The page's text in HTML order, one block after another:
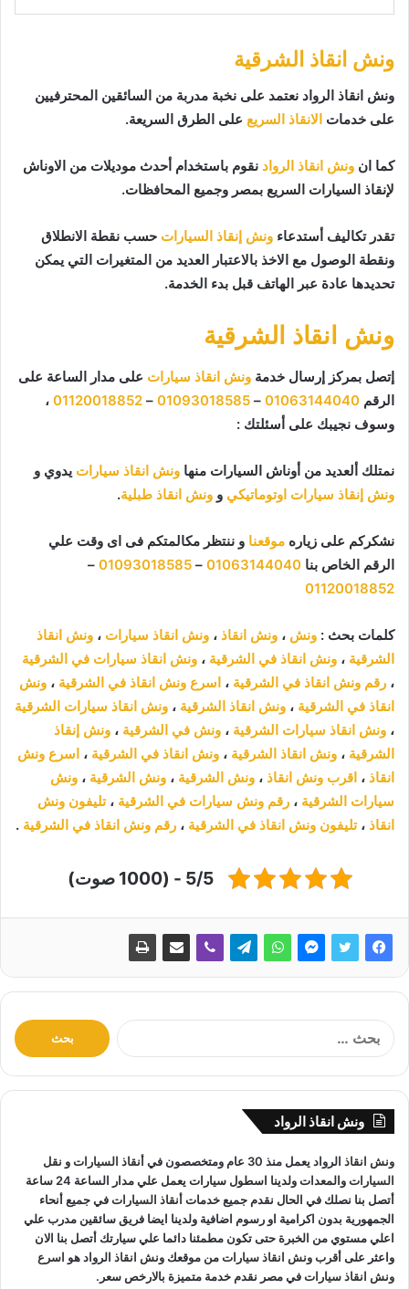
ونش انقاذ الشرقية
ونش انقاذ الرواد نعتمد على نخبة مدربة من السائقين المحترفيين
على خدمات الانقاذ السريع على الطرق السريعة.
كما ان ونش انقاذ الرواد نقوم باستخدام أحدث موديلات من الاوناش
لإنقاذ السيارات السريع بمصر وجميع المحافظات.
تقدر تكاليف أستدعاء ونش إنقاذ السيارات حسب نقطة الانطلاق
ونقطة الوصول مع الاخذ بالاعتبار العديد من المتغيرات التي يمكن
تحديدها عادة عبر الهاتف قبل بدء الخدمة.
ونش انقاذ الشرقية
إتصل بمركز إرسال خدمة ونش انقاذ سيارات على مدار الساعة على
الرقم 01063144040
–
01093018585
–
01120018852 ،
وسوف نجيبك على أسئلتك :
نمتلك ألعديد من أوناش السيارات منها ونش انقاذ سيارات يدوي و
ونش إنقاذ سيارات اوتوماتيكي و ونش انقاذ طبلية.
نشكركم على زياره موقعنا و ننتظر مكالمتكم فى اى وقت علي
الرقم الخاص بنا 01063144040
–
01093018585
–
01120018852
كلمات بحث : ونش ، ونش انقاذ ، ونش انقاذ سيارات ، ونش انقاذ
الشرقية ، ونش انقاذ في الشرقية ، ونش انقاذ سيارات في الشرقية
، رقم ونش انقاذ في الشرقية ، اسرع ونش انقاذ في الشرقية ، ونش
انقاذ في الشرقية ، ونش انقاذ الشرقية ، ونش انقاذ سيارات الشرقية
، ونش انقاذ سيارات الشرقية ، ونش في الشرقية ، ونش إنقاذ
الشرقية ، ونش انقاذ الشرقية ، ونش انقاذ في الشرقية ، اسرع ونش
انقاذ ، اقرب ونش انقاذ ، ونش الشرقية ، ونش الشرقية ، ونش
سيارات الشرقية ، رقم ونش سيارات في الشرقية ،تليفون ونش
انقاذ ،تليفون ونش انقاذ في الشرقية ، رقم ونش انقاذ في الشرقية .
5/5 - (1000 صوت)
:
ونش انقاذ الرواد
ونش انقاذ الرواد يعمل منذ 30 عام ومتخصصون في أنقاذ السياراتو نقل
السيارات
والمعدات ولدينا اسطول سيارات يعمل علي مدار الساعة 24 ساعة
أتصل بنا نصلك في الحال نقدم جميع خدماتأنقاذ السياراتفي جميع أنحاء
الجمهورية بدون اكرامية او رسوم اضافية ولدينا ايضا فريق سائقين مدرب علي
اعلي مستوي من الخبرة حتى تكون مطمئنا دائما علي سيارتك أتصل بنا الان
واعثر علىأقرب ونش انقاذ سياراتمن موقعك ونش انقاذ الرواد هو اسرع
ونش انقاذ سياراتفي مصر نقدم خدمة متميزة بالارخص سعر.